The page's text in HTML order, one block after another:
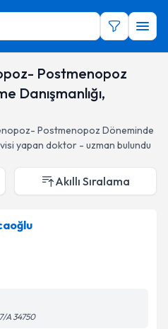
Postmenopoz
Danışmanlığı,
Postmenopoz Döneminde
yapan doktor - uzman bulundu
Akıllı Sıralama
A 34750